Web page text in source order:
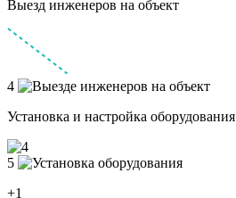
Выезд инженеров на объект
4
Установка и настройка оборудования
5
+1